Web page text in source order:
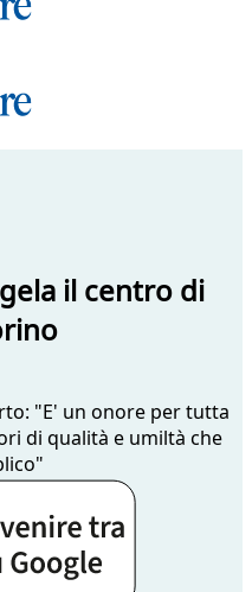
il centro di
"E' un onore per tutta
di qualità e umiltà che